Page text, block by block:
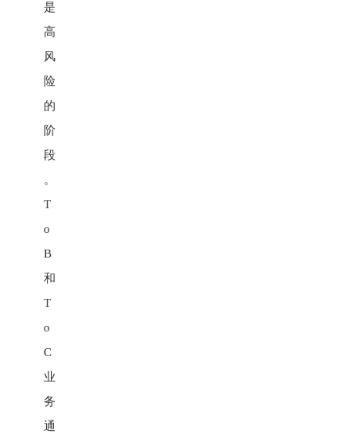
是
高
风
险
的
阶
段
。
T
o
B
和
T
o
C
业
务
通